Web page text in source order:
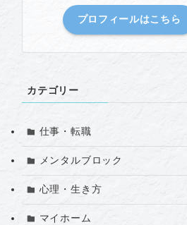
プロフィールはこちら
カテゴリー
仕事・転職
メンタルブロック
心理・生き方
マイホーム